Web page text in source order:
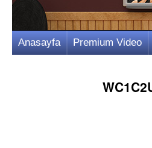
İçeriğe
Anasayfa Premium Video